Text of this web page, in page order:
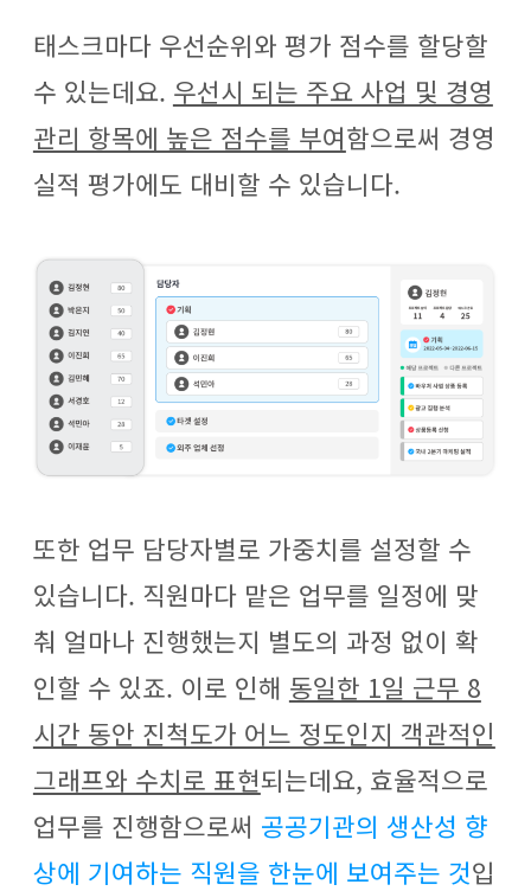
태스크마다 우선순위와 평가 점수를 할당할
수 있는데요. 우선시 되는 주요 사업 및 경영
관리 항목에 높은 점수를 부여함으로써 경영
실적 평가에도 대비할 수 있습니다.
또한 업무 담당자별로 가중치를 설정할 수
있습니다. 직원마다 맡은 업무를 일정에 맞
춰 얼마나 진행했는지 별도의 과정 없이 확
인할 수 있죠. 이로 인해 동일한 1일 근무 8
시간 동안 진척도가 어느 정도인지 객관적인
그래프와 수치로 표현되는데요, 효율적으로
업무를 진행함으로써 공공기관의 생산성 향
상에 기여하는 직원을 한눈에 보여주는 것입